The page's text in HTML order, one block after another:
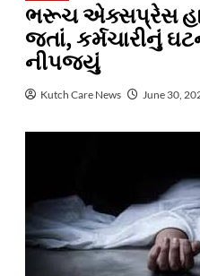
ભરૂચ એક્સપ્રેસ
જતાં, કર્મચારીનું
નીપજયું
Kutch Care News June 30,